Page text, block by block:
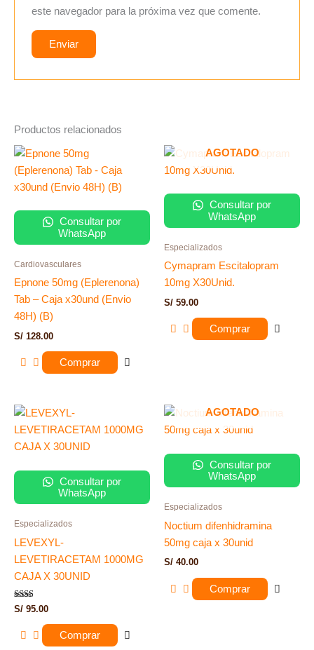
este navegador para la próxima vez que comente.
Productos relacionados
Consultar por
WhatsApp
Cardiovasculares
Epnone 50mg (Eplerenona)
Tab – Caja x30und (Envio
48H) (B)
S/ 128.00
Comprar
AGOTADO
Consultar por
WhatsApp
Especializados
Cymapram Escitalopram
10mg X30Unid.
S/ 59.00
Comprar
Consultar por
WhatsApp
Especializados
LEVEXYL-
LEVETIRACETAM 1000MG
CAJA X 30UNID
Valorado
con
de 5
S/ 95.00
Comprar
AGOTADO
Consultar por
WhatsApp
Especializados
Noctium difenhidramina
50mg caja x 30unid
S/ 40.00
Comprar